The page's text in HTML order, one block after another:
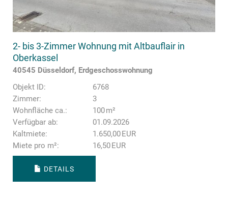
2- bis 3-Zimmer Wohnung mit Altbauflair in
Oberkassel
40545 Düsseldorf, Erdgeschosswohnung
Objekt ID:
6768
Zimmer:
3
Wohnfläche ca.:
100 m²
Verfügbar ab:
01.09.2026
Kaltmiete:
1.650,00 EUR
Miete pro m²:
16,50 EUR
DETAILS